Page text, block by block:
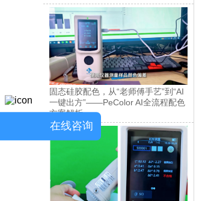
固态硅胶配色，从“老师傅手艺”到“AI
一键出方”——PeColor AI全流程配色
方案解析
在线咨询